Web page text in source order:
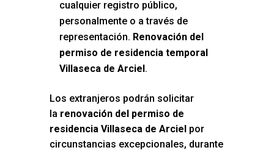
cualquier registro público,
personalmente o a través de
representación. Renovación del
permiso de residencia temporal
Villaseca de Arciel.
Los extranjeros podrán solicitar
la renovación del permiso de
residencia Villaseca de Arcielpor
circunstancias excepcionales, durante